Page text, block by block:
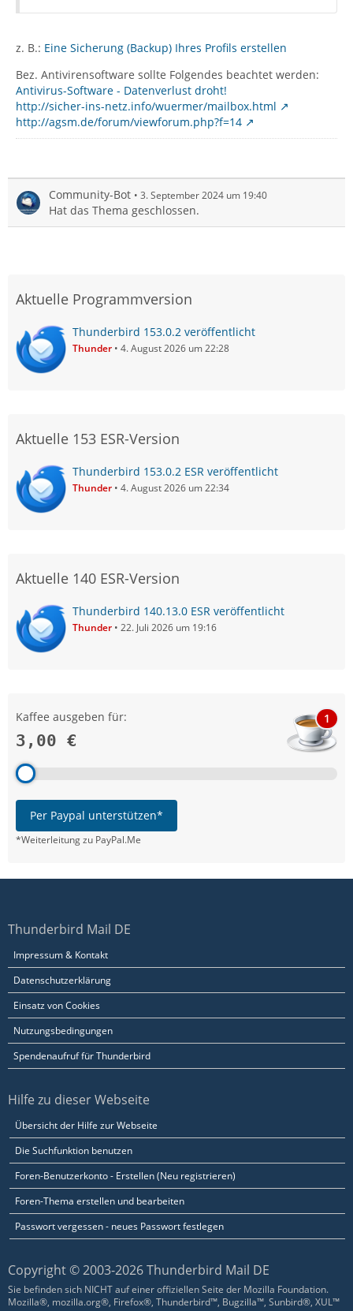
z. B.: Eine Sicherung (Backup) Ihres Profils erstellen
Bez. Antivirensoftware sollte Folgendes beachtet werden:
Antivirus-Software - Datenverlust droht!
http://sicher-ins-netz.info/wuermer/mailbox.html
http://agsm.de/forum/viewforum.php?f=14
Community-Bot 3. September 2024 um 19:40
Hat das Thema geschlossen.
Aktuelle Programmversion
Thunderbird 153.0.2 veröffentlicht
Thunder 4. August 2026 um 22:28
Aktuelle 153 ESR-Version
Thunderbird 153.0.2 ESR veröffentlicht
Thunder 4. August 2026 um 22:34
Aktuelle 140 ESR-Version
Thunderbird 140.13.0 ESR veröffentlicht
Thunder 22. Juli 2026 um 19:16
Kaffee ausgeben für:
3,00 €
1
Per Paypal unterstützen*
*Weiterleitung zu PayPal.Me
Thunderbird Mail DE
Impressum & Kontakt
Datenschutzerklärung
Einsatz von Cookies
Nutzungsbedingungen
Spendenaufruf für Thunderbird
Hilfe zu dieser Webseite
Übersicht der Hilfe zur Webseite
Die Suchfunktion benutzen
Foren-Benutzerkonto - Erstellen (Neu registrieren)
Foren-Thema erstellen und bearbeiten
Passwort vergessen - neues Passwort festlegen
Copyright © 2003-2026 Thunderbird Mail DE
Sie befinden sich NICHT auf einer offiziellen Seite der Mozilla Foundation.
Mozilla®, mozilla.org®, Firefox®, Thunderbird™, Bugzilla™, Sunbird®, XUL™